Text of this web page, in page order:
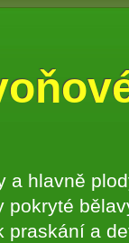
a hlavně
pokryté
praskání a